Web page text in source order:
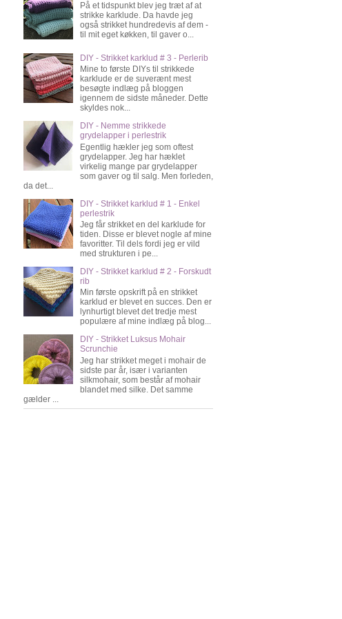
På et tidspunkt blev jeg træt af at
strikke karklude. Da havde jeg
også strikket hundredevis af dem -
til mit eget køkken, til gaver o...
DIY - Strikket karklud # 3 - Perlerib
Mine to første DIYs til strikkede
karklude er de suverænt mest
besøgte indlæg på bloggen
igennem de sidste måneder. Dette
skyldes nok...
DIY - Nemme strikkede
grydelapper i perlestrik
Egentlig hækler jeg som oftest
grydelapper. Jeg har hæklet
virkelig mange par grydelapper
som gaver og til salg. Men forleden,
da det...
DIY - Strikket karklud # 1 - Enkel
perlestrik
Jeg får strikket en del karklude for
tiden. Disse er blevet nogle af mine
favoritter. Til dels fordi jeg er vild
med strukturen i pe...
DIY - Strikket karklud # 2 - Forskudt
rib
Min første opskrift på en strikket
karklud er blevet en succes. Den er
lynhurtigt blevet det tredje mest
populære af mine indlæg på blog...
DIY - Strikket Luksus Mohair
Scrunchie
Jeg har strikket meget i mohair de
sidste par år, især i varianten
silkmohair, som består af mohair
blandet med silke. Det samme
gælder ...